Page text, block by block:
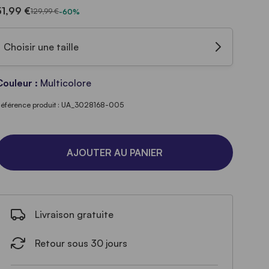
€129,99 €-60%
Choisir une taille
: Multicolore
produit : UA_3028168-005
AJOUTER AU PANIER
Livraison gratuite
Retour sous 30 jours